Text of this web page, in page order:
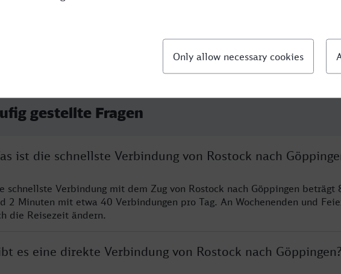
02:55
gestellte Fragen
ist die schnellste Verbindung von Rostock nach
schnellste Verbindung mit dem Zug von Rostock nach Göppingen beträgt
2 Minuten mit etwa 40 Verbindungen pro Tag. An Wochenenden und
die Reisezeit ändern.
es eine direkte Verbindung von Rostock nach Göppingen?